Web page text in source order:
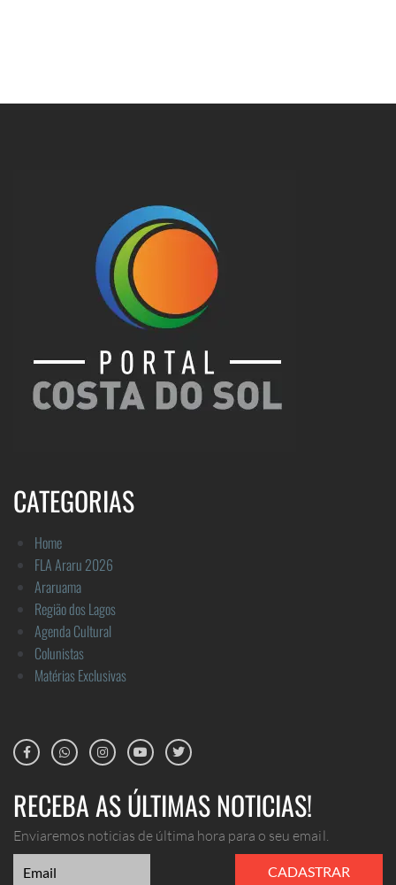
CATEGORIAS
Home
FLA Araru 2026
Araruama
Região dos Lagos
Agenda Cultural
Colunistas
Matérias Exclusivas
RECEBA AS ÚLTIMAS NOTICIAS!
Enviaremos noticias de última hora para o seu email.
CADASTRAR